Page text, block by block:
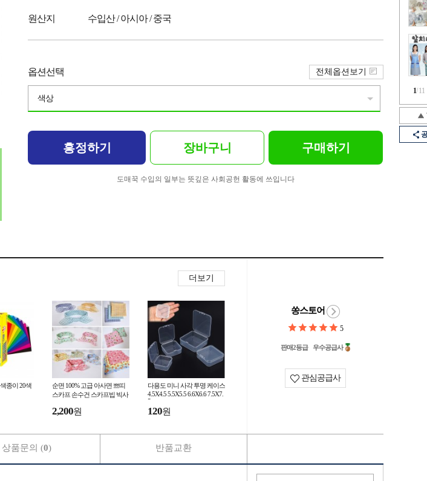
1/11
원산지 수입산 / 아시아 / 중국
옵션선택
색상
전체옵션보기
흥정하기 장바구니 구매하기
도매꾹 수입의 일부는 뜻깊은 사회공헌 활동에 쓰입니다
더보기
종이 20색
순면 100% 고급 아사면 쁘띠
스카프 손수건 스카프빕 빅사
2,200원
다용도 미니 사각 투명 케이스
4.5X4.5 5.5X5.5 6.6X6.6 7.5X7.
5
120원
쏭스토어
5
판매2등급 우수공급사
관심공급사
상품문의 (0) 반품교환